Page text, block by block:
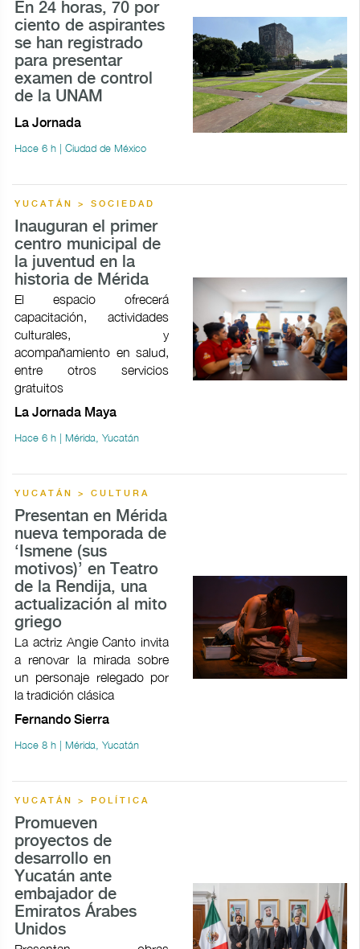
En 24 horas, 70 por
ciento de aspirantes
se han registrado
para presentar
examen de control
de la UNAM
La Jornada
Hace 6 h | Ciudad de México
YUCATÁN > SOCIEDAD
Inauguran el primer
centro municipal de
la juventud en la
historia de Mérida
El espacio ofrecerá
capacitación, actividades
culturales, y
acompañamiento en salud,
entre otros servicios
gratuitos
La Jornada Maya
Hace 6 h | Mérida, Yucatán
YUCATÁN > CULTURA
Presentan en Mérida
nueva temporada de
‘Ismene (sus
motivos)’ en Teatro
de la Rendija, una
actualización al mito
griego
La actriz Angie Canto invita
a renovar la mirada sobre
un personaje relegado por
la tradición clásica
Fernando Sierra
Hace 8 h | Mérida, Yucatán
YUCATÁN > POLÍTICA
Promueven
proyectos de
desarrollo en
Yucatán ante
embajador de
Emiratos Árabes
Unidos